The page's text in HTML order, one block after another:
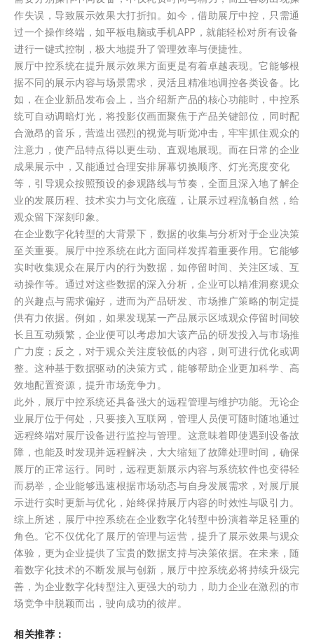
作失误，导致展示效果大打折扣。如今，借助展厅中控，只需通
过一个操作终端，如平板电脑或手机APP，就能轻松对所有设备
进行一键式控制，极大地提升了管理效率与便捷性。
展厅中控系统在提升展示效果方面更是有着卓越表现。它能够根
据不同的展示内容与场景需求，灵活且精准地调控各类设备。比
如，在企业新品发布会上，当介绍新产品的核心功能时，中控系
统可自动调暗灯光，将投影仪画面聚焦于产品关键部位，同时配
合激昂的音乐，营造出强烈的视觉与听觉冲击，牢牢抓住观众的
注意力，使产品特点得以更生动、直观地展现。而在日常的企业
成果展示中，又能通过合理安排屏幕切换顺序、灯光亮度变化
等，引导观众按照预设的参观路线与节奏，全面且深入地了解企
业的发展历程、技术实力与文化底蕴，让展示过程流畅自然，给
观众留下深刻印象。
在企业数字化转型的大背景下，数据的收集与分析对于企业决策
至关重要。展厅中控系统在此方面同样发挥着重要作用。它能够
实时收集观众在展厅内的行为数据，如停留时间、关注区域、互
动操作等。通过对这些数据的深入分析，企业可以精准洞察观众
的兴趣点与需求偏好，进而为产品研发、市场推广策略的制定提
供有力依据。例如，如果发现某一产品展示区域观众停留时间较
长且互动频繁，企业便可以考虑加大该产品的研发投入与市场推
广力度；反之，对于观众关注度较低的内容，则可进行优化或调
整。这种基于数据驱动的决策方式，能够帮助企业更加科学、高
效地配置资源，提升市场竞争力。
此外，展厅中控系统还具备强大的远程管理与维护功能。无论企
业展厅位于何处，只要接入互联网，管理人员便可随时随地通过
远程终端对展厅设备进行监控与管理。这意味着即使遇到设备故
障，也能及时发现并远程解决，大大缩短了故障处理时间，确保
展厅的正常运行。同时，远程更新展示内容与系统软件也变得轻
而易举，企业能够迅速根据市场动态与自身发展需求，对展厅展
示进行实时更新与优化，始终保持展厅内容的时效性与吸引力。
综上所述，展厅中控系统在企业数字化转型中扮演着举足轻重的
角色。它不仅优化了展厅的管理与运营，提升了展示效果与观众
体验，更为企业提供了宝贵的数据支持与决策依据。在未来，随
着数字化技术的不断发展与创新，展厅中控系统必将持续升级完
善，为企业数字化转型注入更强大的动力，助力企业在激烈的市
场竞争中脱颖而出，驶向成功的彼岸。
相关推荐：